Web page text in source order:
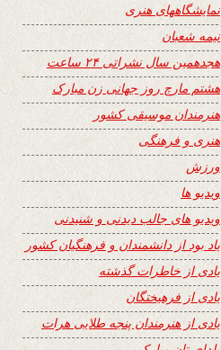
نمایشگاههای هنری
نیمه شعبان
هجدهمین سال نشراتی ۲۴ ساعت
هشتم مارچ روز جهانی زن مبارک
هنرمندان موسیقی کشور
هنری و فرهنگی
ورزش
ویدیو ها
ویدیو های جالب دیدنی و شنیدنی
یاد بود از دانشمندان و فرهنگیان کشور
یادی از خاطرات گذشته
یادی از فرهیختگان
یادی از هنرمندان پنجه طلایی هرات